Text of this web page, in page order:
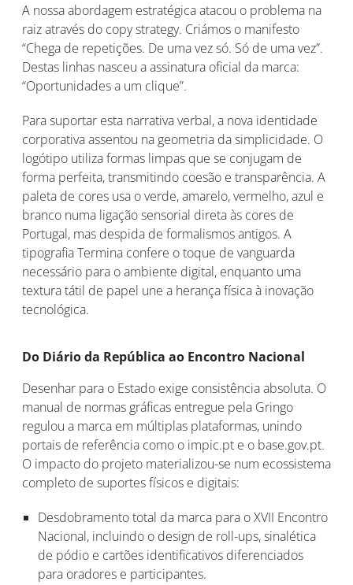
A nossa abordagem estratégica atacou o problema na
raiz através do copy strategy. Criámos o manifesto
“Chega de repetições. De uma vez só. Só de uma vez”.
Destas linhas nasceu a assinatura oficial da marca:
“Oportunidades a um clique”.
Para suportar esta narrativa verbal, a nova identidade
corporativa assentou na geometria da simplicidade. O
logótipo utiliza formas limpas que se conjugam de
forma perfeita, transmitindo coesão e transparência. A
paleta de cores usa o verde, amarelo, vermelho, azul e
branco numa ligação sensorial direta às cores de
Portugal, mas despida de formalismos antigos. A
tipografia Termina confere o toque de vanguarda
necessário para o ambiente digital, enquanto uma
textura tátil de papel une a herança física à inovação
tecnológica.
Do Diário da República ao Encontro Nacional
Desenhar para o Estado exige consistência absoluta. O
manual de normas gráficas entregue pela Gringo
regulou a marca em múltiplas plataformas, unindo
portais de referência como o impic.pt e o base.gov.pt.
O impacto do projeto materializou-se num ecossistema
completo de suportes físicos e digitais:
Desdobramento total da marca para o XVII Encontro
Nacional, incluindo o design de roll-ups, sinalética
de pódio e cartões identificativos diferenciados
para oradores e participantes.